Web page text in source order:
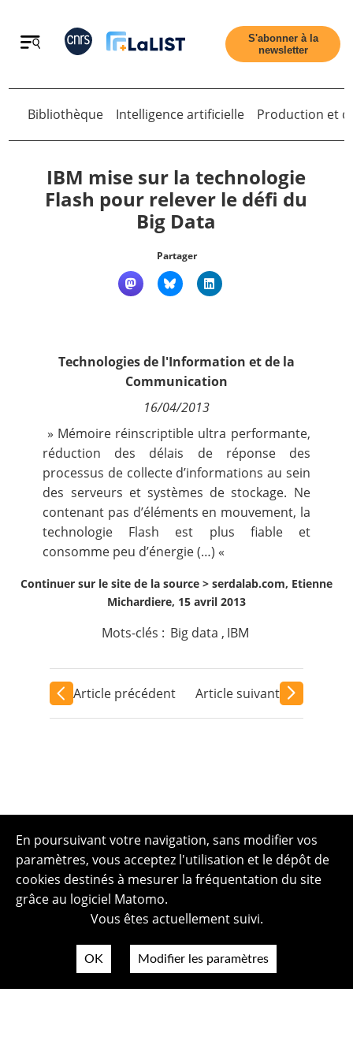
Retour
Contact
S'abonner à la
newsletter
Bibliothèque Intelligence artificielle Production et
IBM mise sur la technologie
Flash pour relever le défi du
Big Data
Partager
Technologies de l'Information et de la
Communication
16/04/2013
» Mémoire réinscriptible ultra performante,
réduction des délais de réponse des
processus de collecte d’informations au sein
des serveurs et systèmes de stockage. Ne
contenant pas d’éléments en mouvement, la
technologie Flash est plus fiable et
consomme peu d’énergie (…) «
Continuer sur le site de la source > serdalab.com, Etienne
Michardiere, 15 avril 2013
Mots-clés : Big data , IBM
Article précédent Article suivant
En poursuivant votre navigation, sans modifier vos
paramètres, vous acceptez l'utilisation et le dépôt de
cookies destinés à mesurer la fréquentation du site
grâce au logiciel Matomo.
Vous êtes actuellement suivi.
OK Modifier les paramètres